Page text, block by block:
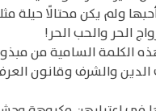
ولم يكن محتالًا
الحر والحب الحر!
الكلمة السامية من
والشرف وقانون